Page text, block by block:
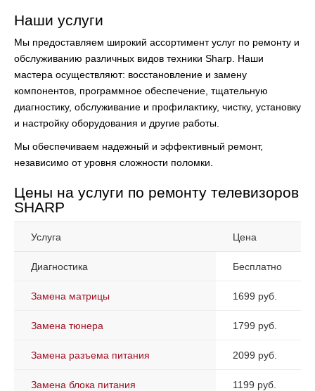
Наши услуги
Мы предоставляем широкий ассортимент услуг по ремонту и
обслуживанию различных видов техники Sharp. Наши
мастера осуществляют: восстановление и замену
компонентов, программное обеспечение, тщательную
диагностику, обслуживание и профилактику, чистку, установку
и настройку оборудования и другие работы.
Мы обеспечиваем надежный и эффективный ремонт,
независимо от уровня сложности поломки.
Цены на услуги по ремонту телевизоров
SHARP
Услуга Цена
Диагностика Бесплатно
Замена матрицы 1699 руб.
Замена тюнера 1799 руб.
Замена разъема питания 2099 руб.
Замена блока питания 1199 руб.